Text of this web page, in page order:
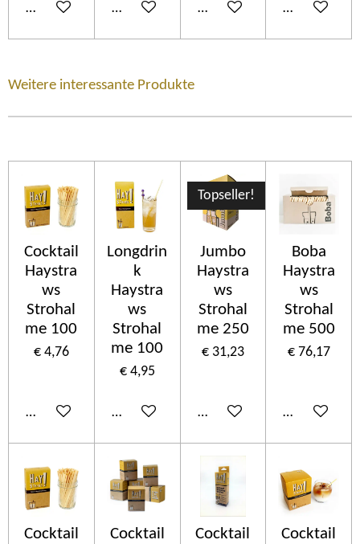
In winkelwagenIn winkelwagenIn winkelwagenIn
Weitere interessante Produkte
Cocktail
Haystra
ws
Strohal
me 100
€ 4,76
In winkelwagen
Longdrin
k
Haystra
ws
Strohal
me 100
€ 4,95
In winkelwagen
Topseller!
Jumbo
Haystra
ws
Strohal
me 250
€ 31,23
In winkelwagen
Boba
Haystra
ws
Strohal
me 500
€ 76,17
In
Cocktail
Cocktail
Cocktail
Cocktail